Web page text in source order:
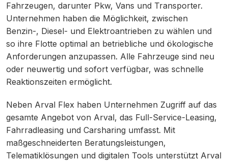
Fahrzeugen, darunter Pkw, Vans und Transporter.
Unternehmen haben die Möglichkeit, zwischen
Benzin-, Diesel- und Elektroantrieben zu wählen und
so ihre Flotte optimal an betriebliche und ökologische
Anforderungen anzupassen. Alle Fahrzeuge sind neu
oder neuwertig und sofort verfügbar, was schnelle
Reaktionszeiten ermöglicht.
Neben Arval Flex haben Unternehmen Zugriff auf das
gesamte Angebot von Arval, das Full-Service-Leasing,
Fahrradleasing und Carsharing umfasst. Mit
maßgeschneiderten Beratungsleistungen,
Telematiklösungen und digitalen Tools unterstützt Arval